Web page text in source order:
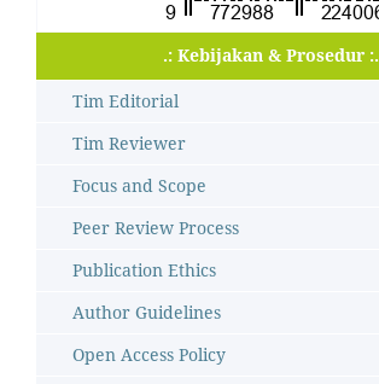
.: Kebijakan & Prosedur :.
Tim Editorial
Tim Reviewer
Focus and Scope
Peer Review Process
Publication Ethics
Author Guidelines
Open Access Policy